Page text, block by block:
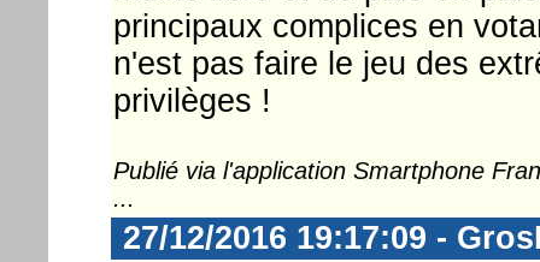
principaux complices en
n'est pas faire le jeu des
privilèges !
Publié via l'application Smartphone
...
27/12/2016 19:17:09 -